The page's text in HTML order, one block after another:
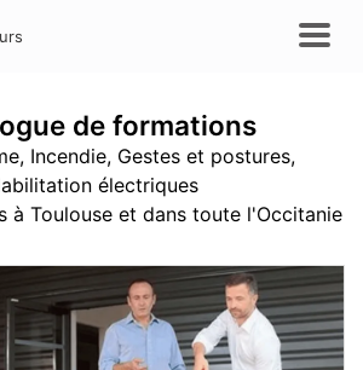
de formations
Incendie, Gestes et postures,
électriques
à Toulouse et dans toute l'Occitanie